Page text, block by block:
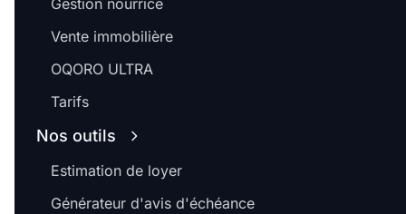
Gestion nourrice
Vente immobilière
OQORO ULTRA
Tarifs
Nos outils
Estimation de loyer
Générateur d'avis d'échéance